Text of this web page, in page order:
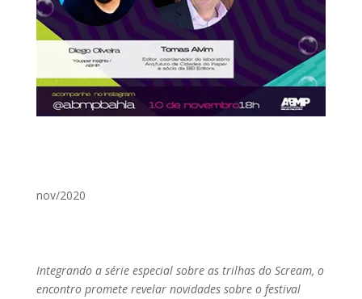
nov/2020
Integrando a série especial sobre as trilhas do Scream, o
encontro promete revelar novidades sobre o festival